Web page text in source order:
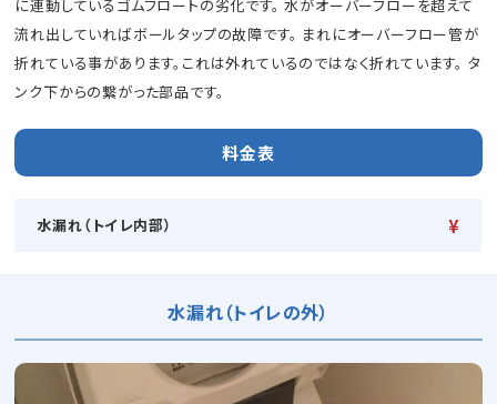
に連動しているゴムフロートの劣化です。 水がオーバーフローを超えて
流れ出していればボールタップの故障です。 まれにオーバーフロー管が
折れている事があります。これは外れているのではなく折れています。 タ
ンク下からの繋がった部品です。
料金表
水漏れ（トイレ内部） ¥
水漏れ（トイレの外）